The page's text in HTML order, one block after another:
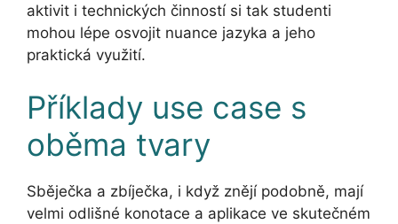
aktivit i technických činností si tak studenti
mohou lépe osvojit nuance jazyka a jeho
praktická využití.
Příklady use case s
oběma tvary
Sběječka a zbíječka, i když znějí podobně, mají
velmi odlišné konotace a aplikace ve skutečném